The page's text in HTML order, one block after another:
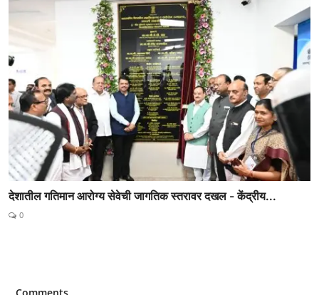
देशातील गतिमान आरोग्य सेवेची जागतिक स्तरावर दखल - केंद्रीय...
0
Comments